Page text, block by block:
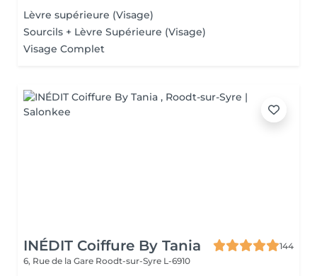
Lèvre supérieure (Visage)
Sourcils + Lèvre Supérieure (Visage)
Visage Complet
INÉDIT Coiffure By Tania
144
6, Rue de la Gare Roodt-sur-Syre L-6910